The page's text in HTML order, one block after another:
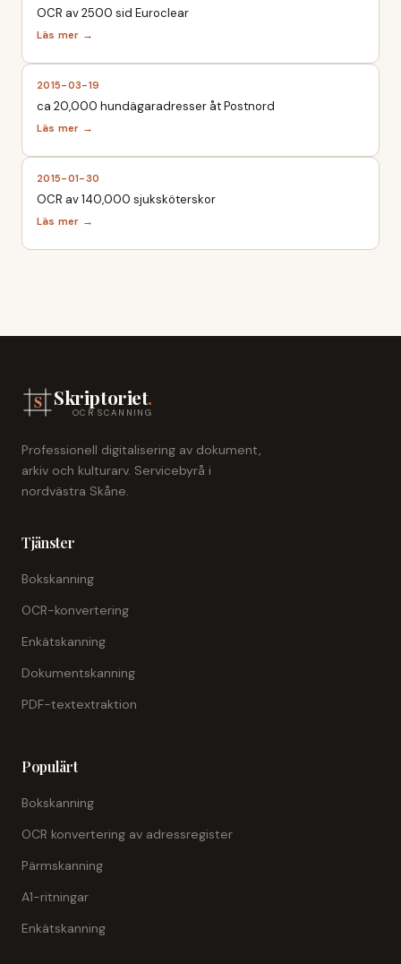
OCR av 2500 sid Euroclear
2015-03-19
ca 20,000 hundägaradresser åt Postnord
2015-01-30
OCR av 140,000 sjuksköterskor
Skriptoriet.
OCR SCANNING
Professionell digitalisering av dokument,
arkiv och kulturarv. Servicebyrå i
nordvästra Skåne.
Tjänster
Bokskanning
OCR-konvertering
Enkätskanning
Dokumentskanning
PDF-textextraktion
Populärt
Bokskanning
OCR konvertering av adressregister
Pärmskanning
A1-ritningar
Enkätskanning